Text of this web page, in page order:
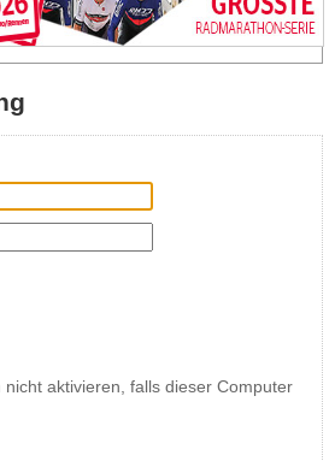
aktivieren, falls dieser Computer